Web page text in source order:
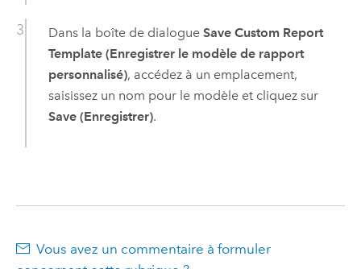
Dans la boîte de dialogue Save Custom Report
Template (Enregistrer le modèle de rapport
personnalisé), accédez à un emplacement,
saisissez un nom pour le modèle et cliquez sur
Save (Enregistrer).
Vous avez un commentaire à formuler